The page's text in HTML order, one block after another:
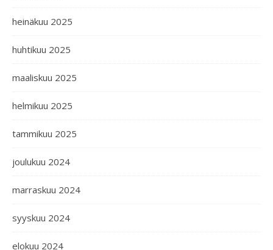
heinäkuu 2025
huhtikuu 2025
maaliskuu 2025
helmikuu 2025
tammikuu 2025
joulukuu 2024
marraskuu 2024
syyskuu 2024
elokuu 2024